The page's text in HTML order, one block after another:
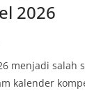
2026
menjadi salah
kalender